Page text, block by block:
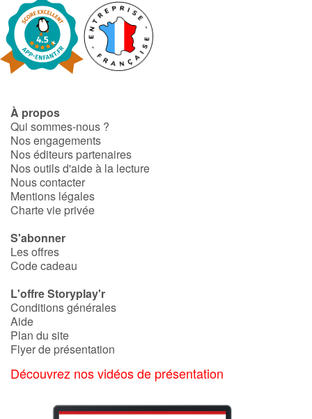
À propos
Qui sommes-nous ?
Nos engagements
Nos éditeurs partenaires
Nos outils d'aide à la lecture
Nous contacter
Mentions légales
Charte vie privée
S'abonner
Les offres
Code cadeau
L'offre Storyplay'r
Conditions générales
Aide
Plan du site
Flyer de présentation
Découvrez nos vidéos de présentation